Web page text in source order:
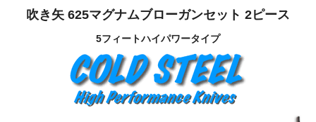
吹き矢 625マグナムブローガンセット 2ピース
5フィートハイパワータイプ